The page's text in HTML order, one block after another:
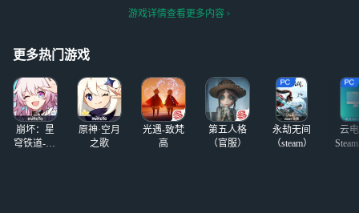
没了哈哈哈 那我
游戏详情查看更多内容
更多热门游戏
崩坏：星
穹铁道-4.4
原神·空月
之歌
光遇-致梵
高
第五人格
（官服）
永劫无间
（steam）
云